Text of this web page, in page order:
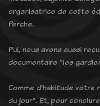
organisatrice de cette
Perche.
Pui, nous avons aussi
documentaire "les
Comme d'habitude
du jour". Et, pour